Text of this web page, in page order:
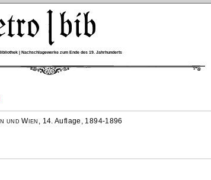
| Nachschlagewerke zum Ende des 19. Jahrhunderts
und Wien , 14. Auflage, 1894-1896